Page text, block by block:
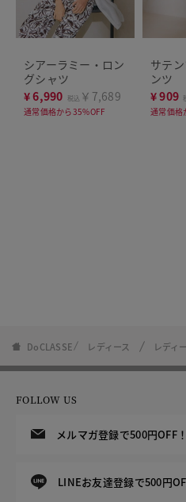
シアーラミー・ロン
グシャツ
¥6,990 税込 ￥7,689
通常価格から35%OFF
サテ
ンツ
¥909
通常価格
DoCLASSE レディース レディ
FOLLOW US
メルマガ登録で500円OFF！
LINEお友達登録で500円